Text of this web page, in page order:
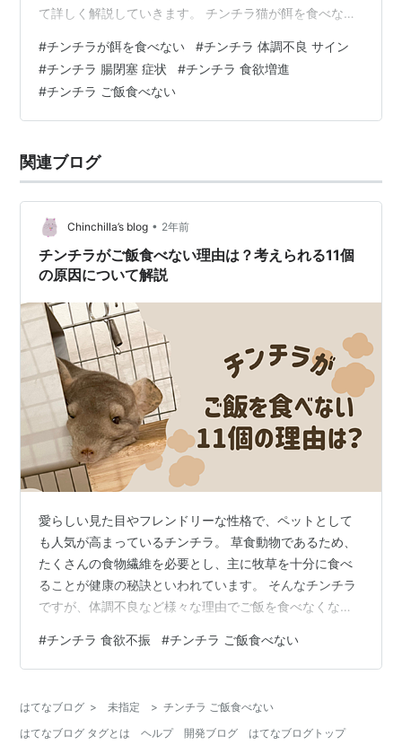
て詳しく解説していきます。 チンチラ猫が餌を食べない
るための食事療法まで、最新情報をお届けします。 さら
に、チンチラ猫が餌を残す原因やその解決策、よくある
質問と回答もまとめています。安心して読み進めてくだ
さい。 【PR】無添加グレインフリープレミアムキャット
GRANDS（グランツ） 1.チンチラ猫…
#チンチラが餌を食べない #チンチラ 体調不良 サイン
#チンチラ 腸閉塞 症状 #チンチラ 食欲増進
#チンチラ ご飯食べない
関連ブログ
Chinchilla’s blog • 2年前
チンチラがご飯食べない理由は？考えられる11個
の原因について解説
愛らしい見た目やフレンドリーな性格で、ペットとして
も人気が高まっているチンチラ。 草食動物であるため、
たくさんの食物繊維を必要とし、主に牧草を十分に食べ
ることが健康の秘訣といわれています。 そんなチンチラ
ですが、体調不良など様々な理由でご飯を食べなくなっ
て、数日ご飯を食べられないだけでも危険。 私たち人間
のように「何日か様子を見てみよう」と考えてしまう
ご飯を食べないときに考えられる11個の原因を解説しま
した。 単に「好き嫌い」や「エサに飽きた」という場合
#チンチラ 食欲不振 #チンチラ ご飯食べない
はてなブログ > 未指定 > チンチラ ご飯食べない
はてなブログ タグとは
ヘルプ 開発ブログ はてなブログトップ